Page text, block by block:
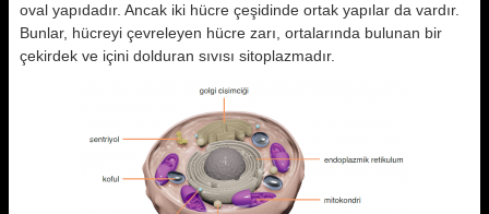
oval yapıdadır. Ancak iki hücre çeşidinde ortak yapılar da vardır.
Bunlar, hücreyi çevreleyen hücre zarı, ortalarında bulunan bir
çekirdek ve içini dolduran sıvısı sitoplazmadır.